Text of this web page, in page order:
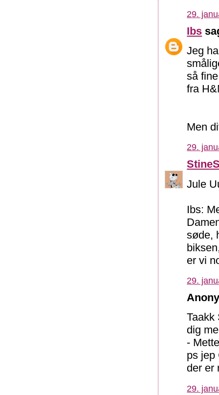
29.
Ibs
Jeg
så
fra
Men
29.
Jule
Ibs:
søde,
er vi
29.
Taakk
dig
-
ps jep
der er
29.